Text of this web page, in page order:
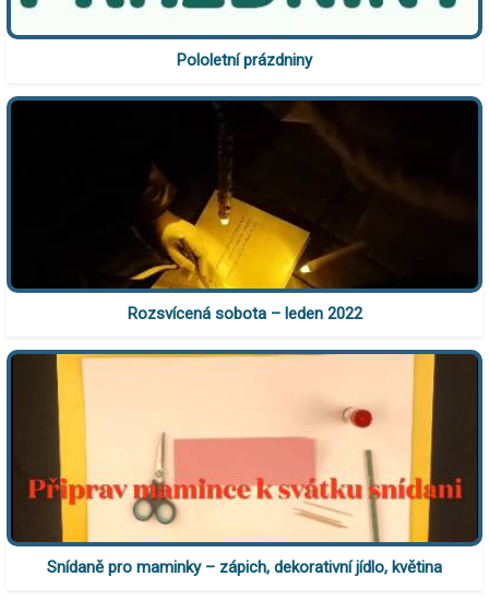
Pololetní prázdniny
Rozsvícená sobota – leden 2022
Snídaně pro maminky – zápich, dekorativní jídlo, květina